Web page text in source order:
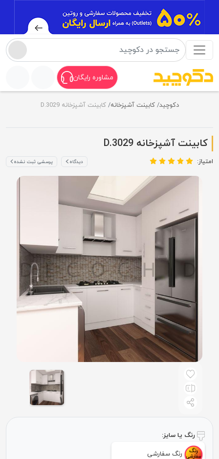
مشاوره رایگان
دکوچید کابینت آشپزخانه کابینت آشپزخانه D.3029
کابینت آشپزخانه D.3029
امتیاز: دیدگاه پرسشی ثبت نشده
رنگ یا سایز:
رنگ سفارشی